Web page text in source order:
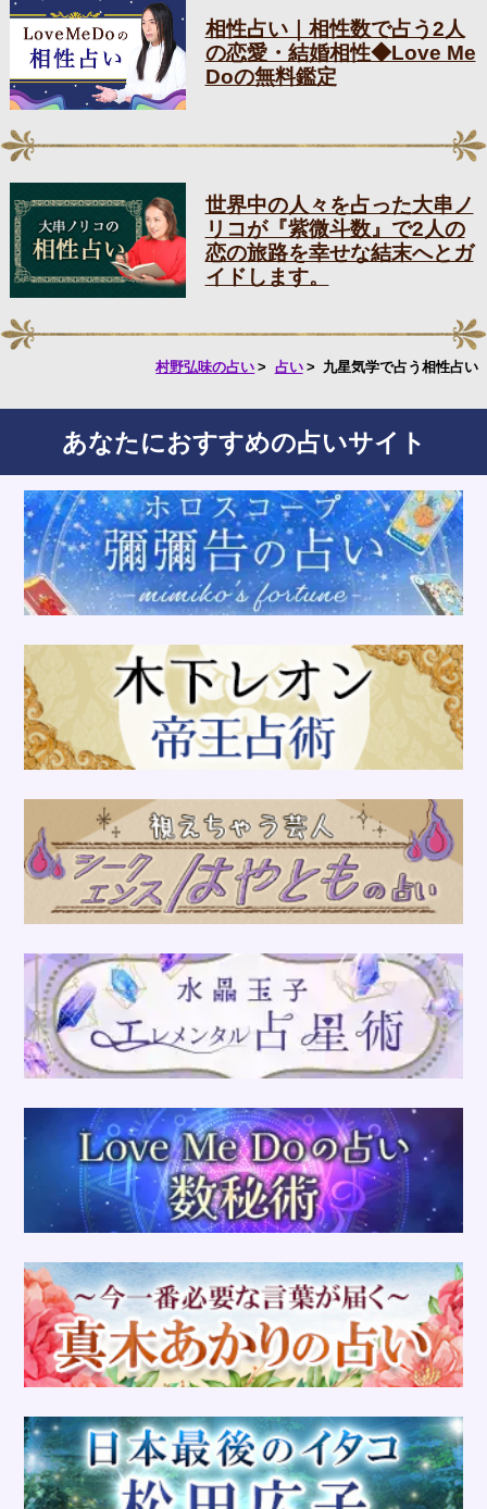
相性占い｜相性数で占う2人
の恋愛・結婚相性◆Love Me
Doの無料鑑定
世界中の人々を占った大串ノ
リコが『紫微斗数』で2人の
恋の旅路を幸せな結末へとガ
イドします。
村野弘味の占い 占い 九星気学で占う相性占い
あなたにおすすめの占いサイト